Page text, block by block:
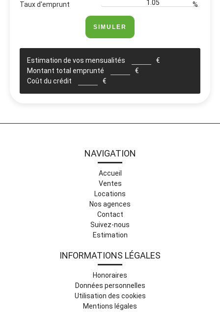
Taux d'emprunt %
SIMULER
Estimation de vos mensualités
€
Montant total emprunté
€
Coût du crédit
€
NAVIGATION
Accueil
Ventes
Locations
Nos agences
Contact
Suivez-nous
Estimation
INFORMATIONS LÉGALES
Honoraires
Données personnelles
Utilisation des cookies
Mentions légales